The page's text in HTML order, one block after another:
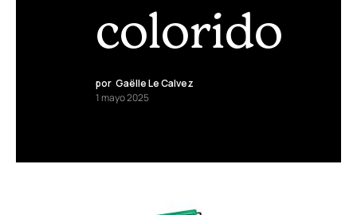
colorido
por Gaëlle Le Calvez
1 mayo 2025